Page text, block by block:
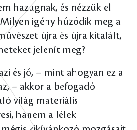
hazugnak, és nézzük el
igény húzódik meg a
újra és újra kitalált,
jelenít meg?
és jó, – mint ahogyan ez a
– akkor a befogadó
világ materiális
hanem a lélek